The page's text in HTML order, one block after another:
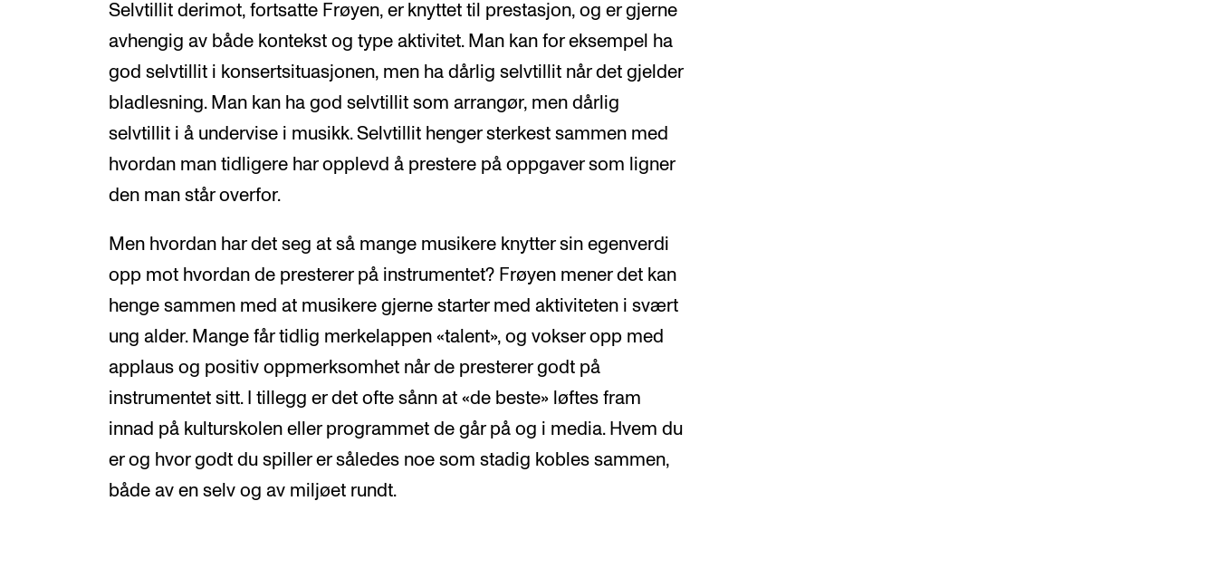
Selvtillit derimot, fortsatte Frøyen, er knyttet til prestasjon, og er gjerne
avhengig av både kontekst og type aktivitet. Man kan for eksempel ha
god selvtillit i konsertsituasjonen, men ha dårlig selvtillit når det gjelder
bladlesning. Man kan ha god selvtillit som arrangør, men dårlig
selvtillit i å undervise i musikk. Selvtillit henger sterkest sammen med
hvordan man tidligere har opplevd å prestere på oppgaver som ligner
den man står overfor.
Men hvordan har det seg at så mange musikere knytter sin egenverdi
opp mot hvordan de presterer på instrumentet? Frøyen mener det kan
henge sammen med at musikere gjerne starter med aktiviteten i svært
ung alder. Mange får tidlig merkelappen «talent», og vokser opp med
applaus og positiv oppmerksomhet når de presterer godt på
instrumentet sitt. I tillegg er det ofte sånn at «de beste» løftes fram
innad på kulturskolen eller programmet de går på og i media. Hvem du
er og hvor godt du spiller er således noe som stadig kobles sammen,
både av en selv og av miljøet rundt.